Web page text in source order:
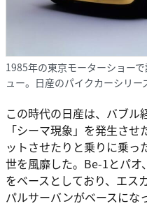
1985年の東京モーターショー
ュー。日産のパイクカーシリー
この時代の日産は、バブル
「シーマ現象」を発生さ
ットさせたりと乗りに乗っ
世を風靡した。Be-1とパオ
をベースとしており、エス
パルサーバンがベースにな